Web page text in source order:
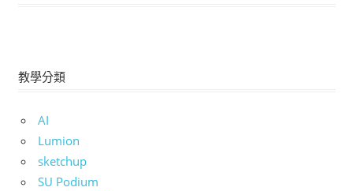
教學分類
AI
Lumion
sketchup
SU Podium